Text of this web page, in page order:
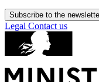
Subscribe to the
Legal Contact us